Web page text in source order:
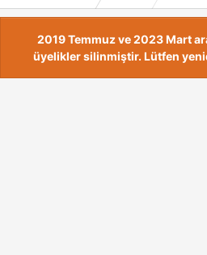
2019 Temmuz ve 2023 Mart
üyelikler silinmiştir. Lütfen